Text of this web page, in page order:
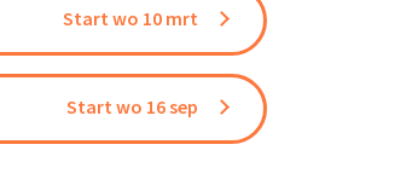
Start wo 10 mrt
Start wo 16 sep